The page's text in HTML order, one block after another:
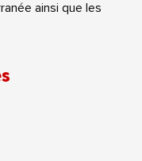
ainsi que les